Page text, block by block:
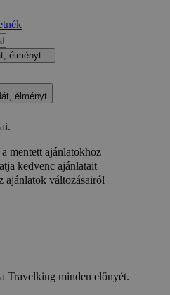
élményt...
élményt
mentett ajánlatokhoz
kedvenc ajánlatait
ajánlatok változásairól
Travelking minden előnyét.